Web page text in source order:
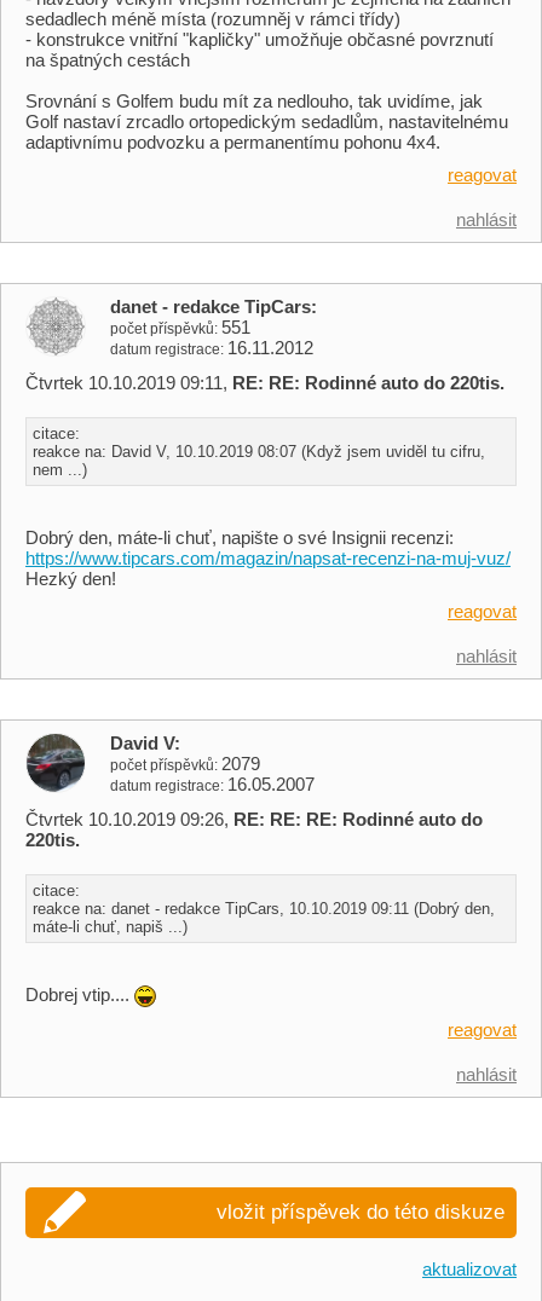
sedadlech méně místa (rozumněj v rámci třídy)
- konstrukce vnitřní "kapličky" umožňuje občasné povrznutí
na špatných cestách
Srovnání s Golfem budu mít za nedlouho, tak uvidíme, jak
Golf nastaví zrcadlo ortopedickým sedadlům, nastavitelnému
adaptivnímu podvozku a permanentímu pohonu 4x4.
reagovat
nahlásit
danet - redakce TipCars
počet příspěvků 551
datum registrace 16.11.2012
Čtvrtek 10.10.2019 09:11, RE: RE: Rodinné auto do 220tis.
citace:
reakce na: David V, 10.10.2019 08:07 (Když jsem uviděl tu cifru,
nem ...)
Dobrý den, máte-li chuť, napište o své Insignii recenzi:
https://www.tipcars.com/magazin/napsat-recenzi-na-muj-vuz/
Hezký den!
reagovat
nahlásit
David V
počet příspěvků 2079
datum registrace 16.05.2007
Čtvrtek 10.10.2019 09:26, RE: RE: RE: Rodinné auto do
220tis.
citace:
reakce na: danet - redakce TipCars, 10.10.2019 09:11 (Dobrý den,
máte-li chuť, napiš ...)
Dobrej vtip....
reagovat
nahlásit
vložit příspěvek do této diskuze
aktualizovat